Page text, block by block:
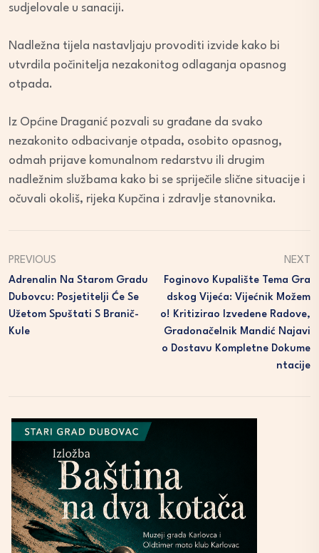
sudjelovale u sanaciji.
Nadležna tijela nastavljaju provoditi izvide kako bi
utvrdila počinitelja nezakonitog odlaganja opasnog
otpada.
Iz Općine Draganić pozvali su građane da svako
nezakonito odbacivanje otpada, osobito opasnog,
odmah prijave komunalnom redarstvu ili drugim
nadležnim službama kako bi se spriječile slične situacije i
očuvali okoliš, rijeka Kupčina i zdravlje stanovnika.
PREVIOUS
Adrenalin Na Starom Gradu
Dubovcu: Posjetitelji Će Se
Užetom Spuštati S Branič-
Kule
NEXT
Foginovo Kupalište Tema Gra
Dskog Vijeća: Vijećnik Možem
O! Kritizirao Izvedene Radove,
Gradonačelnik Mandić Najavi
O Dostavu Kompletne Dokume
Ntacije